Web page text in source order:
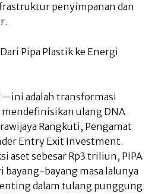
penyimpanan dan
Pipa Plastik ke Energi
adalah transformasi
mendefinisikan ulang DNA
Rangkuti, Pengamat
Entry Exit Investment.
aset sebesar Rp3 triliun, PIPA
bayang-bayang masa lalunya
dalam tulang punggung